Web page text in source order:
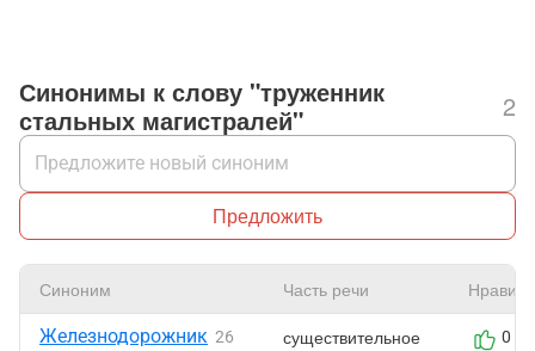
Синонимы к слову "труженник
стальных магистралей"
2
Предложить
Синоним Часть речи
Железнодорожник 26 существительное 0